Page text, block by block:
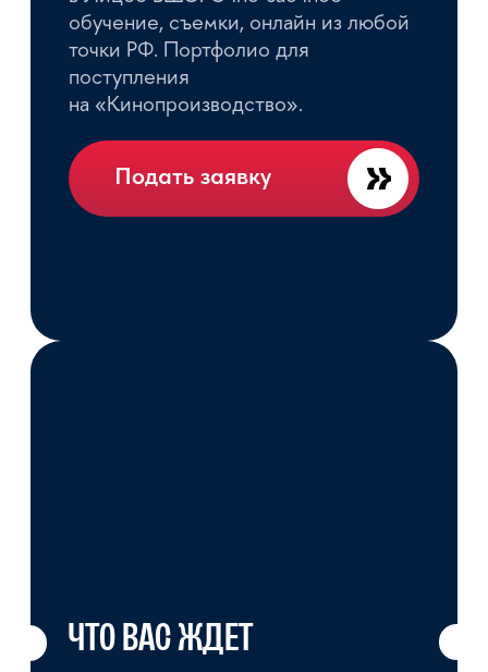
ВИТАЛИЙ
МИХАЙЛОВИЧ
УРМАЙКИН
Руководитель проекта «Лицей
Онлайн"